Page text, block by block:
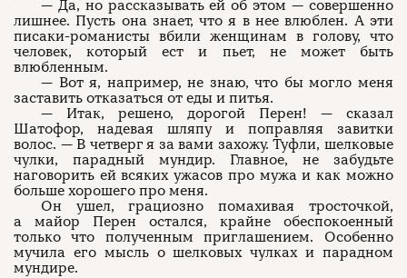
— Да, но рассказывать ей об этом — совершенно
лишнее. Пусть она знает, что я в нее влюблен. А эти
писаки-романисты вбили женщинам в голову, что
человек, который ест и пьет, не может быть
влюбленным.
— Вот я, например, не знаю, что бы могло меня
заставить отказаться от еды и питья.
— Итак, решено, дорогой Перен! — сказал
Шатофор, надевая шляпу и поправляя завитки
волос. — В четверг я за вами захожу. Туфли, шелковые
чулки, парадный мундир. Главное, не забудьте
наговорить ей всяких ужасов про мужа и как можно
больше хорошего про меня.
Он ушел, грациозно помахивая тросточкой,
а майор Перен остался, крайне обеспокоенный
только что полученным приглашением. Особенно
мучила его мысль о шелковых чулках и парадном
мундире.